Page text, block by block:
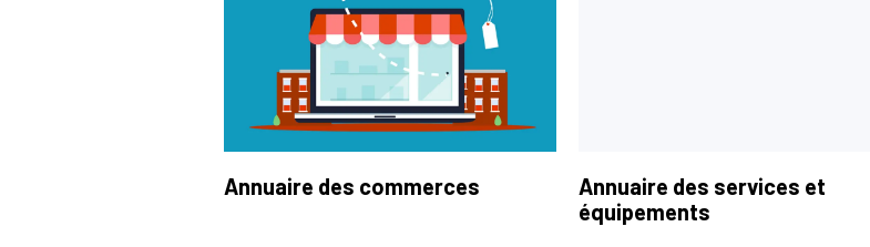
Annuaire des commerces
Annuaire des services et
équipements